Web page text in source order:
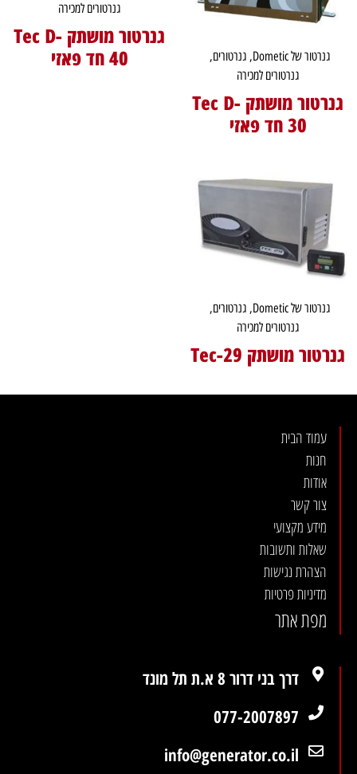
גנרטור של Dometic ,גנרטורים,
גנרטורים למכירה
גנרטור מושתק Tec D-
30 חד פאזי
גנרטורים למכירה
גנרטור מושתק Tec D-
40 חד פאזי
גנרטור של Dometic ,גנרטורים,
גנרטורים למכירה
גנרטור מושתק Tec-29
עמוד הבית
חנות
אודות
צור קשר
מידע מקצועי
שאלות ותשובות
הצהרת נגישות
מדיניות פרטיות
מפת אתר
דרך בני דרור 8 א.ת תל מונד
077-2007897
info@generator.co.il